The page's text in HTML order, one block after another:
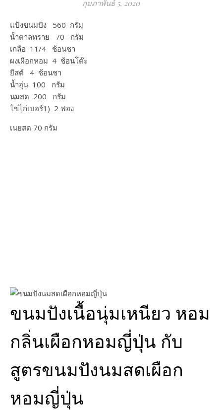
กุมภาพันธ์ 5, 2020
แป้งขนมปัง 560 กรัม
น้ำตาลทราย 70 กรัม
เกลือ 11/4 ช้อนชา
ผงเผือกหอม 4 ช้อนโต๊ะ
ยีสต์ 4 ช้อนชา
น้ำอุ่น 100 กรัม
นมสด 200 กรัม
ไข่ไก่เบอร์1) 2 ฟอง
เนยสด 70 กรัม
ขนมปังเนื้อนุ่มเหนียว​ หอม
กลิ่นเผือกหอมญี่ปุ่น กับ
สูตรขนมปังนมสดเผือก
หอมญี่ปุ่น